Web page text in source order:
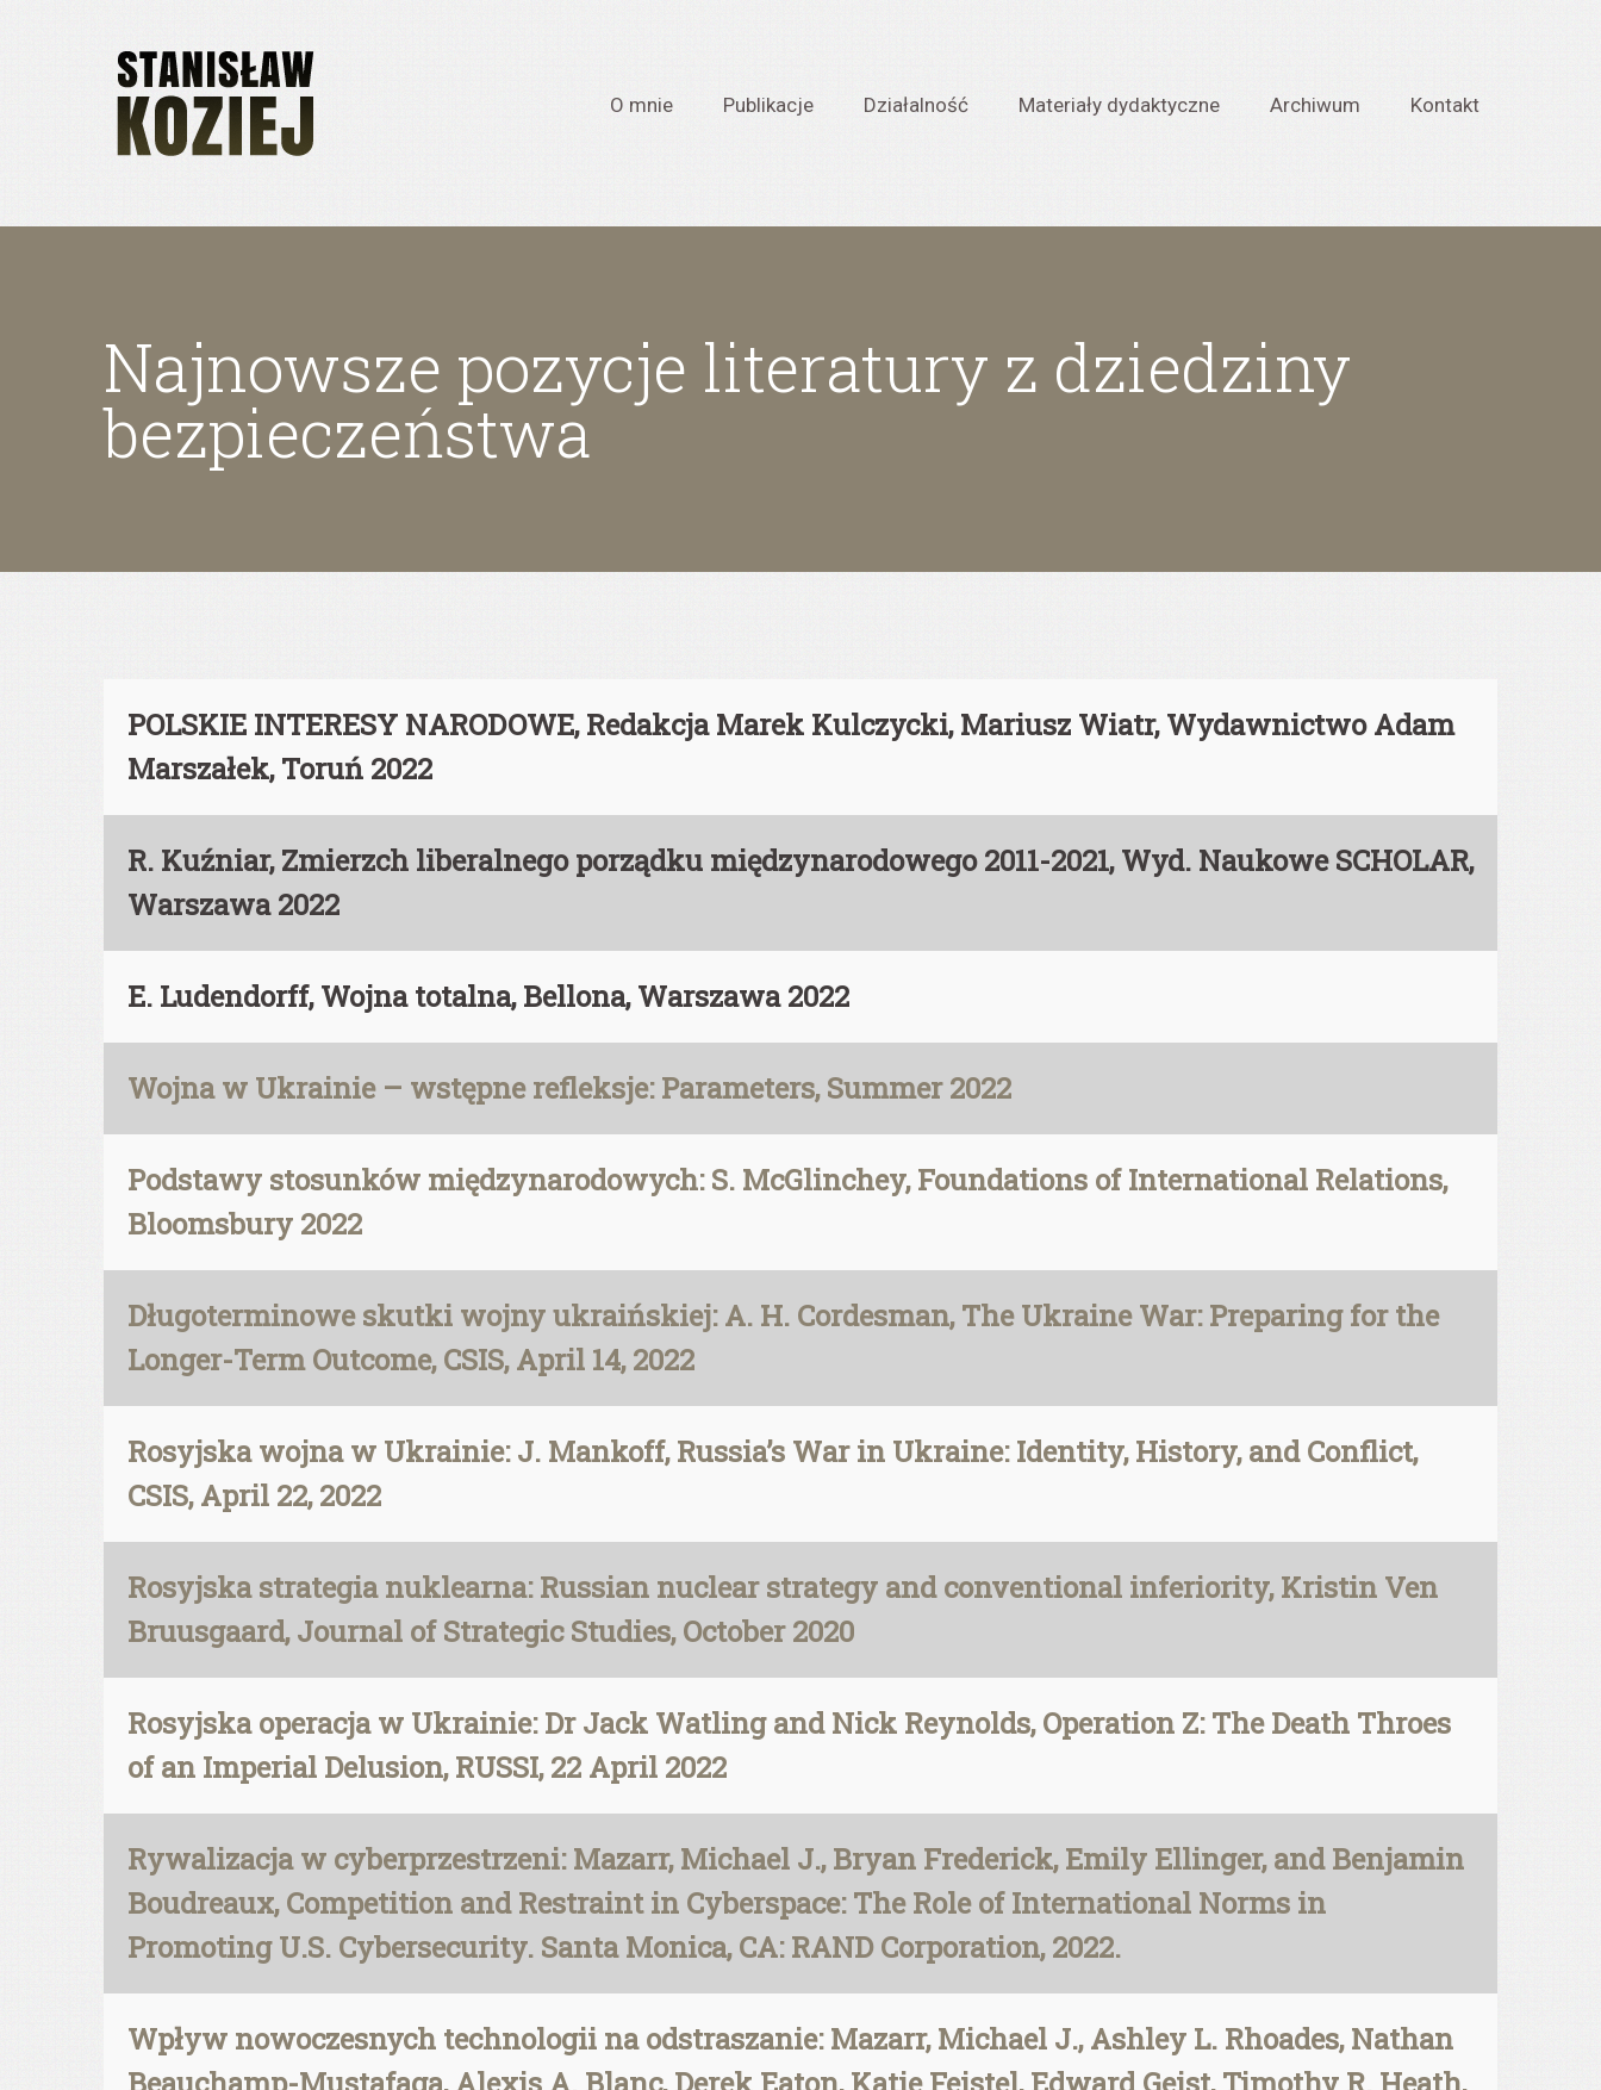
O mnie Publikacje Działalność Materiały dydaktyczne Archiwum Kontakt
Najnowsze pozycje literatury z dziedziny
bezpieczeństwa
POLSKIE INTERESY NARODOWE, Redakcja Marek Kulczycki, Mariusz Wiatr, Wydawnictwo Adam
Marszałek, Toruń 2022
R. Kuźniar, Zmierzch liberalnego porządku międzynarodowego 2011-2021, Wyd. Naukowe SCHOLAR,
Warszawa 2022
E. Ludendorff, Wojna totalna, Bellona, Warszawa 2022
Wojna w Ukrainie – wstępne refleksje: Parameters, Summer 2022
Podstawy stosunków międzynarodowych: S. McGlinchey, Foundations of International Relations,
Bloomsbury 2022
Długoterminowe skutki wojny ukraińskiej: A. H. Cordesman, The Ukraine War: Preparing for the
Longer-Term Outcome, CSIS, April 14, 2022
Rosyjska wojna w Ukrainie: J. Mankoff, Russia’s War in Ukraine: Identity, History, and Conflict,
CSIS, April 22, 2022
Rosyjska strategia nuklearna: Russian nuclear strategy and conventional inferiority, Kristin Ven
Bruusgaard, Journal of Strategic Studies, October 2020
Rosyjska operacja w Ukrainie: Dr Jack Watling and Nick Reynolds, Operation Z: The Death Throes
of an Imperial Delusion, RUSSI, 22 April 2022
Rywalizacja w cyberprzestrzeni: Mazarr, Michael J., Bryan Frederick, Emily Ellinger, and Benjamin
Boudreaux, Competition and Restraint in Cyberspace: The Role of International Norms in
Promoting U.S. Cybersecurity. Santa Monica, CA: RAND Corporation, 2022.
Wpływ nowoczesnych technologii na odstraszanie: Mazarr, Michael J., Ashley L. Rhoades, Nathan